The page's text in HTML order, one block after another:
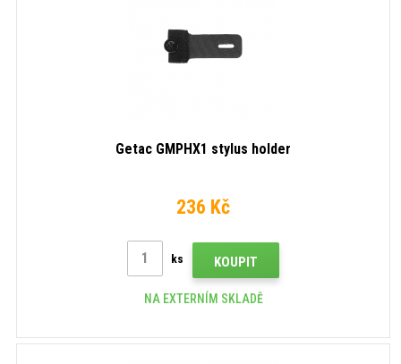
Getac GMPHX1 stylus holder
236 Kč
ks KOUPIT
NA EXTERNÍM SKLADĚ